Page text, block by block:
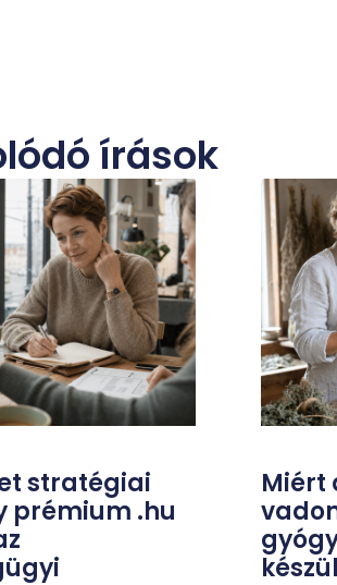
írások
stratégiai
prémium .hu
Miért